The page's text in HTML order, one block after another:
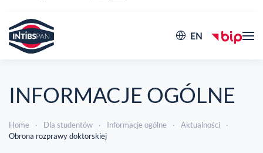
EN
INFORMACJE OGÓLNE
Home Dla studentów Informacje ogólne
Aktualności
Obrona rozprawy doktorskiej